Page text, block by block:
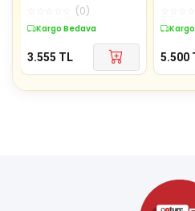
(0)
Kargo Bedava
3.555 TL 5.500